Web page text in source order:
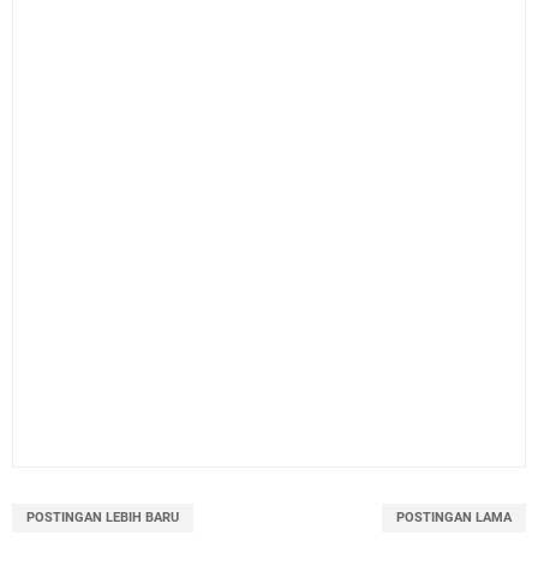
POSTINGAN LEBIH BARU POSTINGAN LAMA